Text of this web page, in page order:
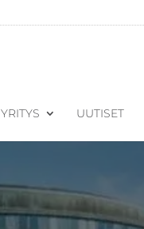
YRITYS UUTISET